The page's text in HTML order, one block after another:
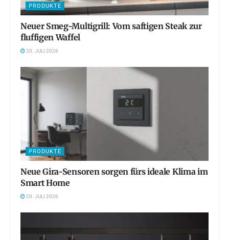
PRODUKTE
Neuer Smeg-Multigrill: Vom saftigen Steak zur
fluffigen Waffel
20. JULI 2026
PRODUKTE
Neue Gira-Sensoren sorgen fürs ideale Klima im
Smart Home
20. JULI 2026